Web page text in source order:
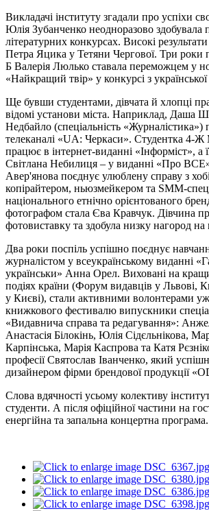
Викладачі інституту згадали про успіхи
Юлія Зубанченко неодноразово
літературних конкурсах. Високі результати
Петра Яцика у Тетяни Чергової. Три роки
Б Валерія Люлько ставала переможцем у
«Найкращий твір» у конкурсі з
Ще бувши студентами, дівчата й хлопці
відомі установи міста. Наприклад, Даша
Недбайло (спеціальність
телеканалі «UA: Черкаси». Студентка 4-
працює в інтернет-виданні «Інформіст», а
Світлана Небилиця – у виданні «Про
Авер'янова поєднує улюблену справу з
копірайтером, ньюзмейкером та SMM-
національного етнічно орієнтованого
фотографом стала Єва Кравчук. Дівчина
фотовиставку та здобула низку нагород на
Два роки поспіль успішно поєднує
журналістом у всеукраїнському виданні
українськи» Анна Орел. Виховані на
подіях країни (Форум видавців у Львові,
у Києві), стали активними волонтерами
книжкового фестивалю випускники
«Видавнича справа та редагування»:
Анастасія Білокінь, Юлія Сідєльнікова,
Карпінська, Марія Каспрова та Катя
професії Святослав Іванченко, який
дизайнером фірми брендової продукції
Слова вдячності усьому колективу
студенти. А після офіційної частини на
енергійна та запальна концертна програма.